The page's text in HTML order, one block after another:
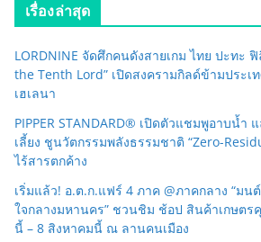
เรื่องล่าสุด
LORDNINE จัดศึกคนดังสายเกม ไทย ปะทะ
the Tenth Lord” เปิดสงครามกิลด์ข้ามประเ
เฮเลนา
PIPPER STANDARD® เปิดตัวแชมพูอาบน้ำ
เลี้ยง ชูนวัตกรรมพลังธรรมชาติ “Zero-
ไร้สารตกค้าง
เริ่มแล้ว! อ.ต.ก.แฟร์ 4 ภาค @ภาคกลาง “มน
ใจกลางมหานคร” ชวนชิม ช้อป สินค้าเกษต
นี้ – 8 สิงหาคมนี้ ณ ลานคนเมือง